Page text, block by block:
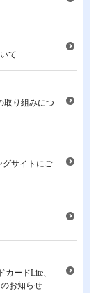
て
取り組みにつ
サイトにご
カードLite、
お知らせ